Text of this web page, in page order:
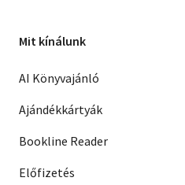
Mit kínálunk
AI Könyvajánló
Ajándékkártyák
Bookline Reader
Előfizetés